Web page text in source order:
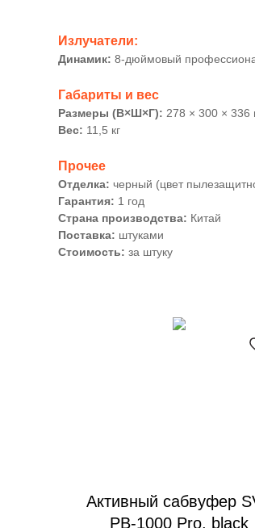
Излучатели:
Динамик: 8-дюймовый
Габариты и вес
Размеры (В×Ш×Г): 278 × 300 × 336
Вес: 11,5 кг
Прочее
Отделка: черный (цвет
Гарантия: 1 год
Страна производства: Китай
Поставка: штуками
Стоимость: за штуку
Активный сабвуфер
PB-1000 Pro, black